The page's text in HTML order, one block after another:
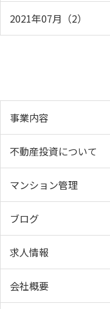
2021年07月（2）
事業内容
不動産投資について
マンション管理
ブログ
求人情報
会社概要